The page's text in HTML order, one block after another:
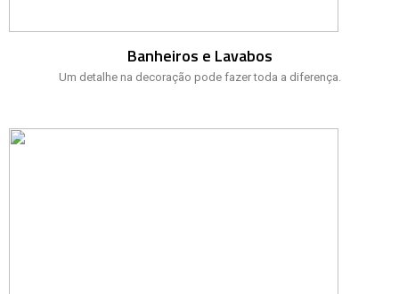
Banheiros e Lavabos
Um detalhe na decoração pode fazer toda a diferença.